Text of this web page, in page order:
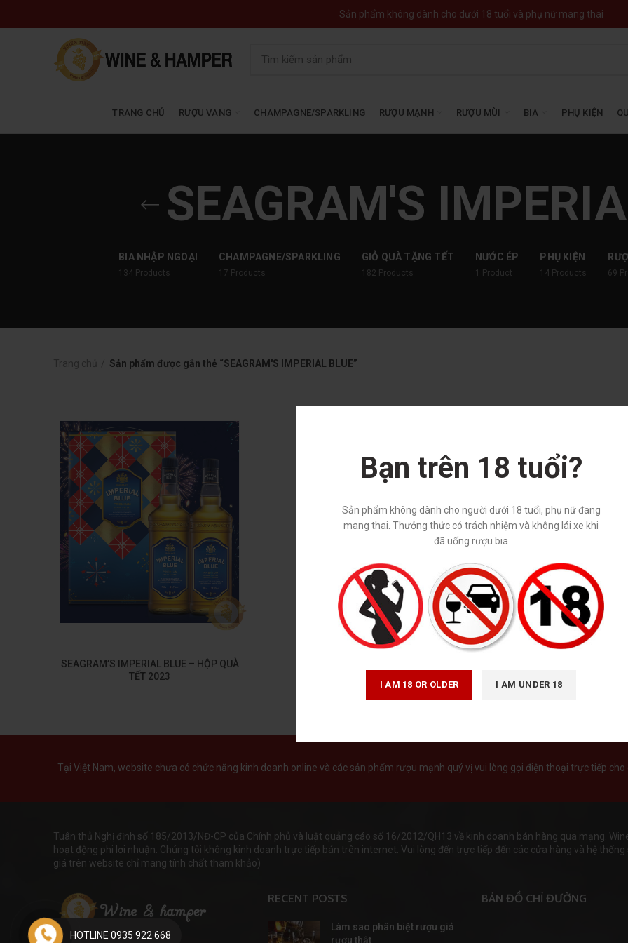
Bạn trên 18 tuổi?
Sản phẩm không dành cho người dưới 18 tuổi, phụ nữ đang
mang thai. Thưởng thức có trách nhiệm và không lái xe khi
đã uống rượu bia
I AM 18 OR OLDER I AM UNDER 18
TRANG CHỦ RƯỢU VANG CHAMPAGNE/SPARKLING RƯỢU MẠNH RƯỢU MÙI BIA PHỤ KIỆN
SEAGRAM'S
BIA NHẬP NGOẠI
134 Products
CHAMPAGNE/SPARKLING
17 Products
GIỎ QUÀ TẶNG TẾT
182 Products
NƯỚC ÉP
1 Product
PHỤ KIỆN
14 Products 69
Sản phẩm được gắn thẻ “SEAGRAM'S IMPERIAL BLUE”
SEAGRAM’S IMPERIAL BLUE – HỘP QUÀ
TẾT 2023
Tại Việt Nam, website chưa có chức năng kinh doanh online và các sản phẩm rượu mạnh quý vị vui lòng gọi điện thoại trực tiếp cho
Tuân thủ Nghị định số 185/2013/NĐ-CP của Chính phủ và luật quảng cáo số 16/2012/QH13 về kinh doanh bán hàng qua mạng.
hoạt động phi lơi nhuận. Chúng tôi không kinh doanh trực tiếp bán trên internet. Vui lòng đến trực tiếp đến các cửa hàng và hệ
giá trên website chỉ mang tính chất tham khảo)
RECENT POSTS
Làm sao phân biệt rượu giả
rượu thật
BẢN ĐỒ CHỈ ĐƯỜNG
Sản phẩm không dành cho dưới 18 tuổi và phụ nữ mang thai
HOTLINE 0935 922 668